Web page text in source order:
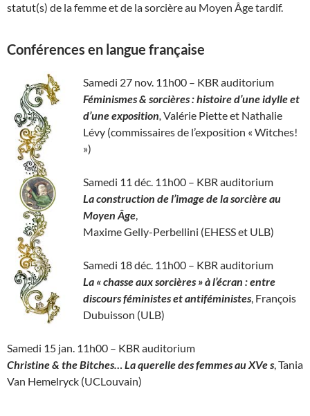
statut(s) de la femme et de la sorcière au Moyen Âge tardif.
Conférences en langue française
Samedi 27 nov. 11h00 – KBR auditorium
Féminismes & sorcières : histoire d’une idylle et
d’une exposition, Valérie Piette et Nathalie
Lévy (commissaires de l’exposition « Witches!
»)
Samedi 11 déc. 11h00 – KBR auditorium
La construction de l’image de la sorcière au
Moyen Âge,
Maxime Gelly-Perbellini (EHESS et ULB)
Samedi 18 déc. 11h00 – KBR auditorium
La « chasse aux sorcières » à l’écran : entre
discours féministes et antiféministes, François
Dubuisson (ULB)
Samedi 15 jan. 11h00 – KBR auditorium
Christine & the Bitches… La querelle des femmes au XVe s, Tania
Van Hemelryck (UCLouvain)